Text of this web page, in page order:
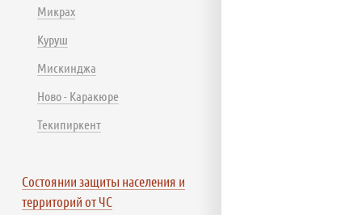
Микрах
Куруш
Мискинджа
Ново - Каракюре
Текипиркент
Состоянии защиты населения и
территорий от ЧС